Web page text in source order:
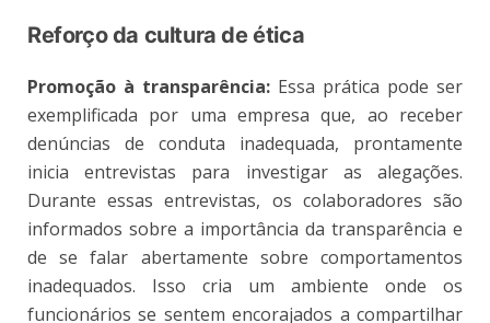
Reforço da cultura de ética
Promoção à transparência: Essa prática pode ser
exemplificada por uma empresa que, ao receber
denúncias de conduta inadequada, prontamente
inicia entrevistas para investigar as alegações.
Durante essas entrevistas, os colaboradores são
informados sobre a importância da transparência e
de se falar abertamente sobre comportamentos
inadequados. Isso cria um ambiente onde os
funcionários se sentem encorajados a compartilhar